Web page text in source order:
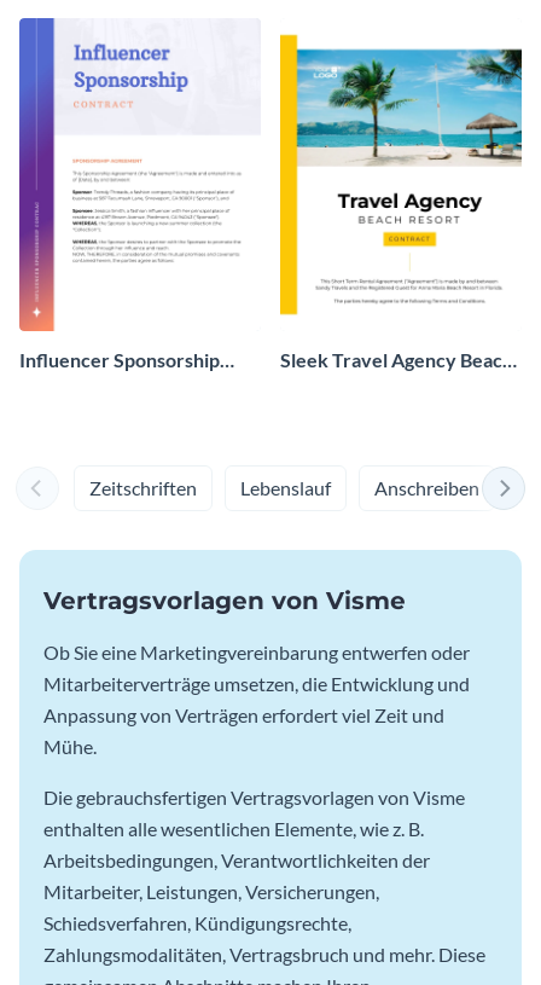
Influencer Sponsorship
Sleek Travel Agency Beach
Zeitschriften Lebenslauf Anschreiben
Vertragsvorlagen von Visme
Ob Sie eine Marketingvereinbarung entwerfen oder
Mitarbeiterverträge umsetzen, die Entwicklung und
Anpassung von Verträgen erfordert viel Zeit und
Mühe.
Die gebrauchsfertigen Vertragsvorlagen von Visme
enthalten alle wesentlichen Elemente, wie z. B.
Arbeitsbedingungen, Verantwortlichkeiten der
Mitarbeiter, Leistungen, Versicherungen,
Schiedsverfahren, Kündigungsrechte,
Zahlungsmodalitäten, Vertragsbruch und mehr. Diese